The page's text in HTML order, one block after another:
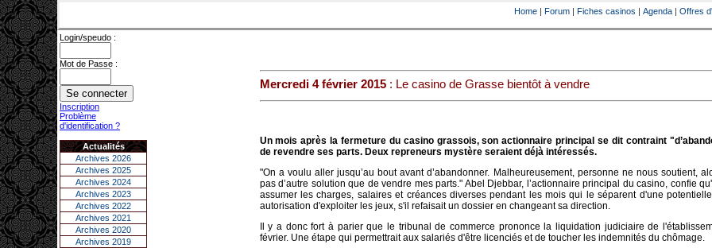
Home | Forum | Fiches casinos | Agenda | Offres
Login/speudo :
Mot de Passe :
Inscription
Problème
d'identification ?
Actualités
Archives 2026
Archives 2025
Archives 2024
Archives 2023
Archives 2022
Archives 2021
Archives 2020
Archives 2019
Mercredi 4 février 2015: Le casino de Grasse bientôt à vendre
Un mois après la fermeture du casino grassois, son actionnaire principal se dit contraint
de revendre ses parts. Deux repreneurs mystère seraient déjà intéressés.
"On a voulu aller jusqu’au bout avant d’abandonner. Malheureusement, personne ne nous soutient,
pas d’autre solution que de vendre mes parts." Abel Djebbar, l’actionnaire principal du casino, confie
assumer les charges, salaires et créances diverses pendant les mois qui le séparent d'une
autorisation d'exploiter les jeux, s'il refaisait un dossier en changeant sa direction.
Il y a donc fort à parier que le tribunal de commerce prononce la liquidation judiciaire de
février. Une étape qui permettrait aux salariés d'être licenciés et de toucher les indemnités du chômage.